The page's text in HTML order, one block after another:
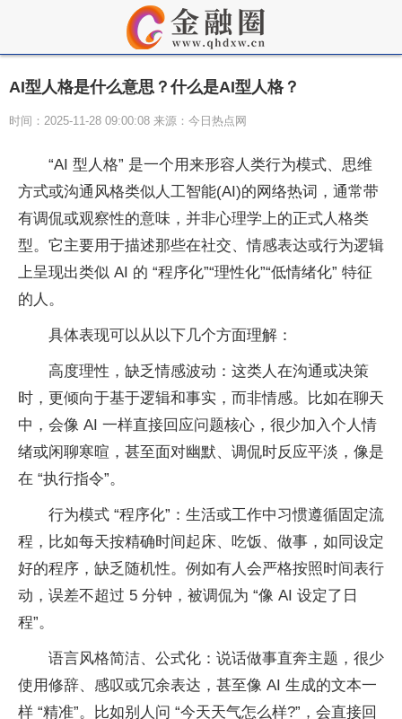
AI型人格是什么意思？什么是AI型人格？
时间：2025-11-28 09:00:08 来源：今日热点网
“AI 型人格” 是一个用来形容人类行为模式、思维
方式或沟通风格类似人工智能(AI)的网络热词，通常带
有调侃或观察性的意味，并非心理学上的正式人格类
型。它主要用于描述那些在社交、情感表达或行为逻辑
上呈现出类似 AI 的 “程序化”“理性化”“低情绪化” 特征
的人。
具体表现可以从以下几个方面理解：
高度理性，缺乏情感波动：这类人在沟通或决策
时，更倾向于基于逻辑和事实，而非情感。比如在聊天
中，会像 AI 一样直接回应问题核心，很少加入个人情
绪或闲聊寒暄，甚至面对幽默、调侃时反应平淡，像是
在 “执行指令”。
行为模式 “程序化”：生活或工作中习惯遵循固定流
程，比如每天按精确时间起床、吃饭、做事，如同设定
好的程序，缺乏随机性。例如有人会严格按照时间表行
动，误差不超过 5 分钟，被调侃为 “像 AI 设定了日
程”。
语言风格简洁、公式化：说话做事直奔主题，很少
使用修辞、感叹或冗余表达，甚至像 AI 生成的文本一
样 “精准”。比如别人问 “今天天气怎么样?”，会直接回